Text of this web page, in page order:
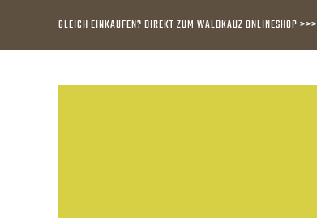
GLEICH EINKAUFEN? DIREKT ZUM WALDKAUZ ONLINESHOP >>>